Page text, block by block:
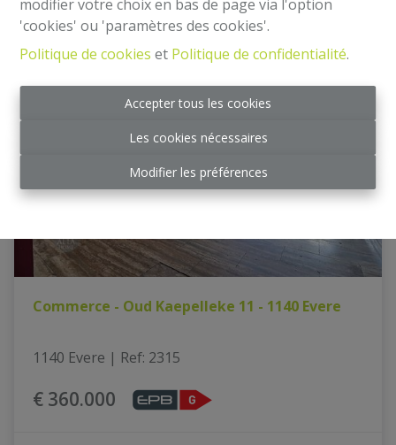
modifier votre choix en bas de page via l'option
'cookies' ou 'paramètres des cookies'.
Politique de cookies et Politique de confidentialité.
Accepter tous les cookies
Les cookies nécessaires
Modifier les préférences
NOUVEAU
Commerce - Oud Kaepelleke 11 - 1140 Evere
1140 Evere | Ref: 2315
€ 360.000